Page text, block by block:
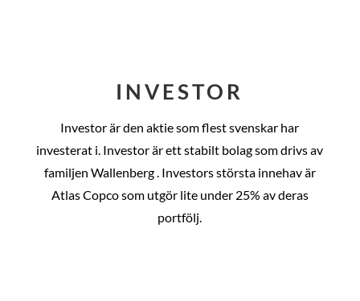
INVESTOR
Investor är den aktie som flest svenskar har
investerat i. Investor är ett stabilt bolag som drivs av
familjen Wallenberg . Investors största innehav är
Atlas Copco som utgör lite under 25% av deras
portfölj.